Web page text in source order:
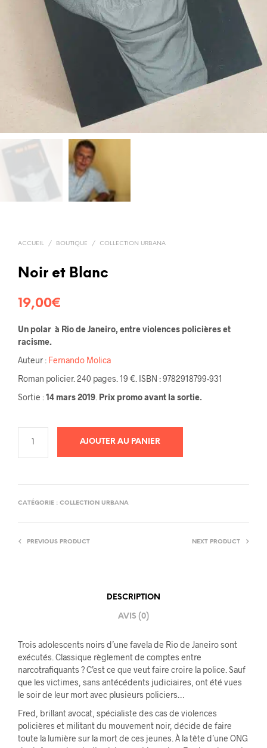
ACCUEIL / BOUTIQUE / COLLECTION URBANA
Noir et Blanc
19,00€
Un polar à Rio de Janeiro, entre violences policières et
racisme.
Auteur : Fernando Molica
Roman policier. 240 pages. 19 €. ISBN : 9782918799-931
Sortie :14 mars 2019 Prix promo avant la sortie.
AJOUTER AU PANIER
CATÉGORIE : COLLECTION URBANA
PREVIOUS PRODUCT NEXT PRODUCT
DESCRIPTION
AVIS (0)
Trois adolescents noirs d’une favela de Rio de Janeiro sont
exécutés. Classique règlement de comptes entre
narcotrafiquants ? C’est ce que veut faire croire la police. Sauf
que les victimes, sans antécédents judiciaires, ont été vues
le soir de leur mort avec plusieurs policiers…
Fred, brillant avocat, spécialiste des cas de violences
policières et militant du mouvement noir, décide de faire
toute la lumière sur la mort de ces jeunes. À la tête d’une ONG